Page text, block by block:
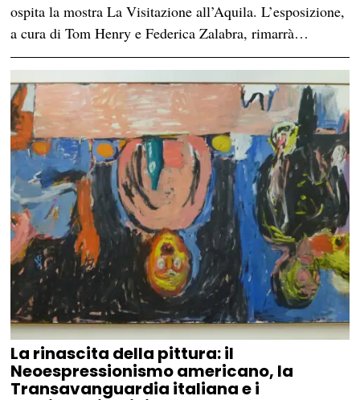
ospita la mostra La Visitazione all’Aquila. L’esposizione,
a cura di Tom Henry e Federica Zalabra, rimarrà…
La rinascita della pittura: il
Neoespressionismo americano, la
Transavanguardia italiana e i